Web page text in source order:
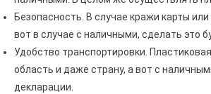
Безопасность. В случае кражи карты
вот в случае с наличными, сделать это
Удобство транспортировки.
область и даже страну, а вот с
декларации.